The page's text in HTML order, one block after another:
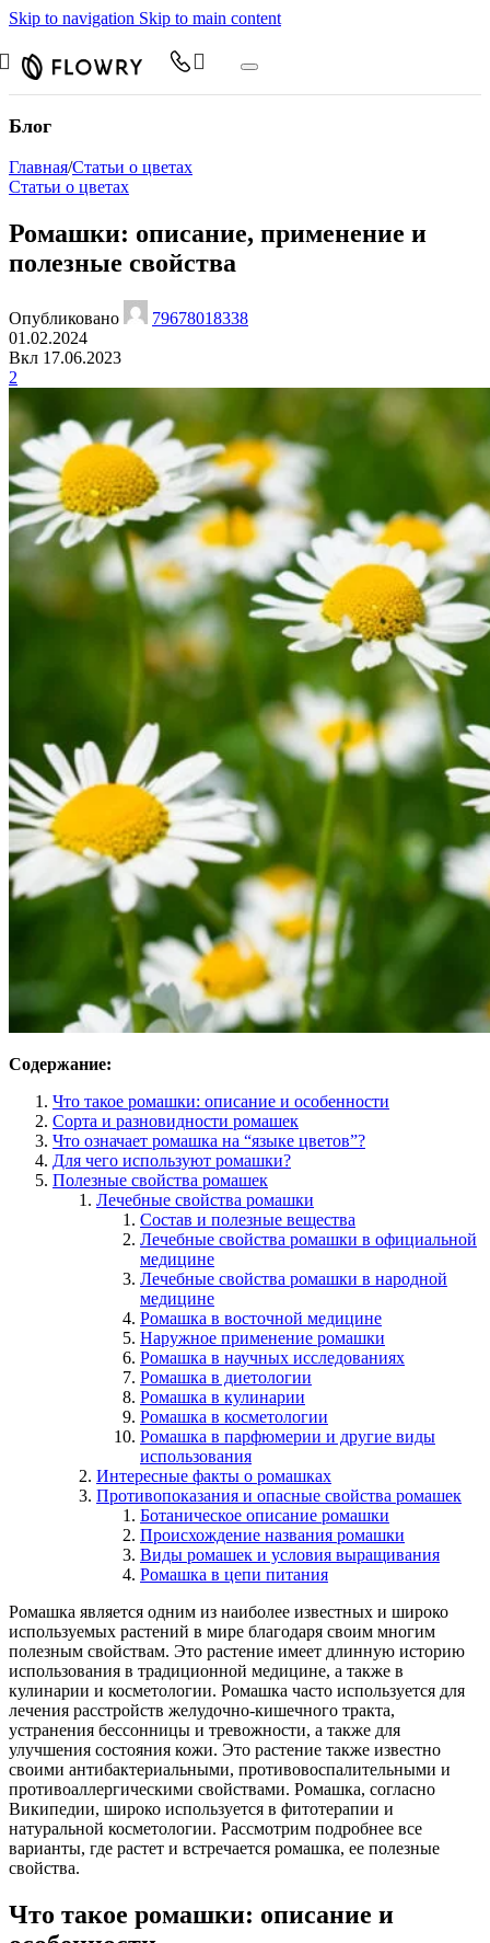
Skip to navigation Skip to main content
Блог
Главная/Статьи о цветах
Статьи о цветах
Ромашки: описание, применение и
полезные свойства
Опубликовано
79678018338
01.02.2024
Вкл 17.06.2023
2
Содержание:
Что такое ромашки: описание и особенности
Сорта и разновидности ромашек
Что означает ромашка на “языке цветов”?
Для чего используют ромашки?
Полезные свойства ромашек
Лечебные свойства ромашки
Состав и полезные вещества
Лечебные свойства ромашки в официальной
медицине
Лечебные свойства ромашки в народной
медицине
Ромашка в восточной медицине
Наружное применение ромашки
Ромашка в научных исследованиях
Ромашка в диетологии
Ромашка в кулинарии
Ромашка в косметологии
Ромашка в парфюмерии и другие виды
использования
Интересные факты о ромашках
Противопоказания и опасные свойства ромашек
Ботаническое описание ромашки
Происхождение названия ромашки
Виды ромашек и условия выращивания
Ромашка в цепи питания
Ромашка является одним из наиболее известных и широко
используемых растений в мире благодаря своим многим
полезным свойствам. Это растение имеет длинную историю
использования в традиционной медицине, а также в
кулинарии и косметологии. Ромашка часто используется для
лечения расстройств желудочно-кишечного тракта,
устранения бессонницы и тревожности, а также для
улучшения состояния кожи. Это растение также известно
своими антибактериальными, противовоспалительными и
противоаллергическими свойствами. Ромашка, согласно
Википедии, широко используется в фитотерапии и
натуральной косметологии. Рассмотрим подробнее все
варианты, где растет и встречается ромашка, ее полезные
свойства.
Что такое ромашки: описание и